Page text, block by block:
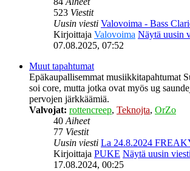
523 Viestit
Uusin viesti Valovoima - Bass
Kirjoittaja Valovoima Näytä uusin
07.08.2025, 07:52
Muut tapahtumat
Epäkaupallisemmat musiikkitapahtumat
soi core, mutta jotka ovat myös ug
pervojen järkkäämiä.
Valvojat: rottencreep, Teknojta, OrZo
40Aiheet
77 Viestit
Uusin viesti La 24.8.2024
Kirjoittaja PUKE Näytä uusin
17.08.2024, 00:25